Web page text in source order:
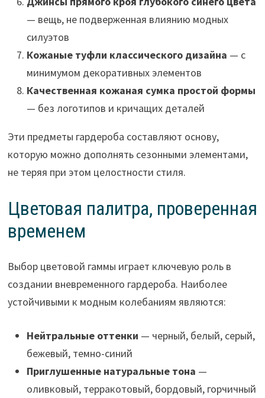
— вещь, не подверженная влиянию модных
силуэтов
Кожаные туфли классического дизайна — с
минимумом декоративных элементов
Качественная кожаная сумка простой формы
— без логотипов и кричащих деталей
Эти предметы гардероба составляют основу,
которую можно дополнять сезонными элементами,
не теряя при этом целостности стиля.
Цветовая палитра, проверенная
временем
Выбор цветовой гаммы играет ключевую роль в
создании вневременного гардероба. Наиболее
устойчивыми к модным колебаниям являются:
Нейтральные оттенки — черный, белый, серый,
бежевый, темно-синий
Приглушенные натуральные тона —
оливковый, терракотовый, бордовый, горчичный